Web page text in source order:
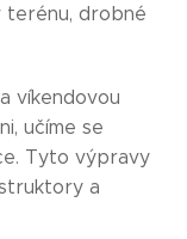
terénu, drobné
víkendovou
učíme se
Tyto výpravy
a